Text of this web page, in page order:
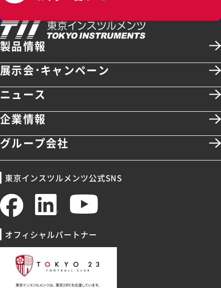
製品情報
展示会･キャンペーン
ニュース
企業情報
グループ会社
東京インスツルメンツ公式SNS
オフィシャルパートナー